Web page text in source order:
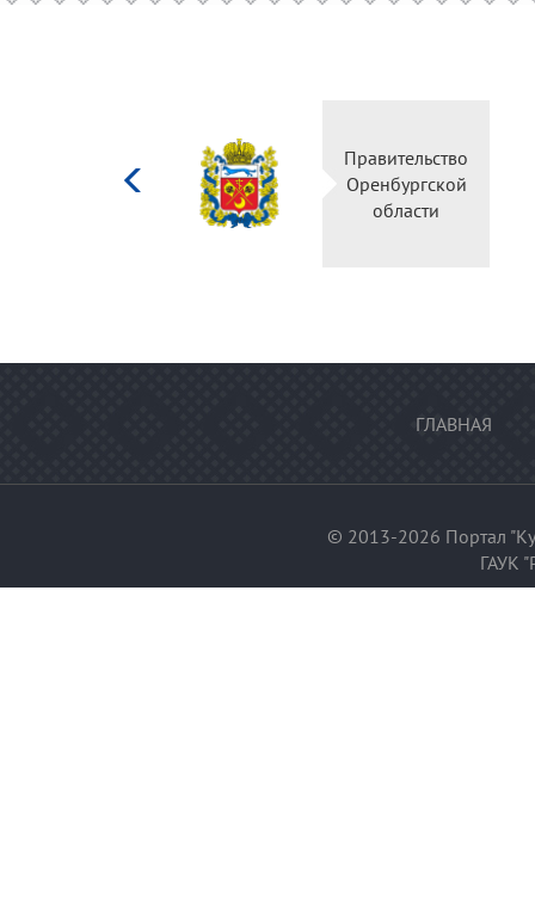
Правительство
Оренбургской
области
ГЛАВНАЯ
© 2013-2026 Портал
ГАУК